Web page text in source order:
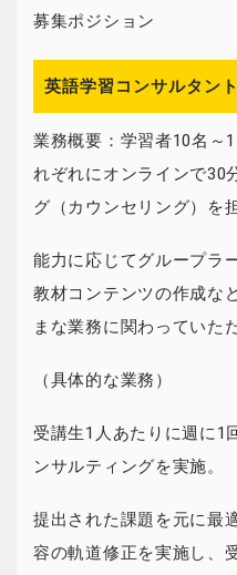
募集ポジション
英語学習コンサルタン
業務概要：学習者10名～
れぞれにオンラインで30
グ（カウンセリング）を
能力に応じてグループラ
教材コンテンツの作成な
まな業務に関わっていた
（具体的な業務）
受講生1人あたりに週に1
ンサルティングを実施。
提出された課題を元に最
容の軌道修正を実施し、